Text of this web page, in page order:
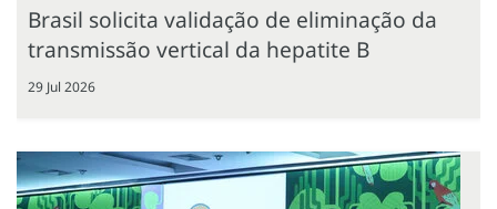
Brasil solicita validação de eliminação da
transmissão vertical da hepatite B
29 Jul 2026